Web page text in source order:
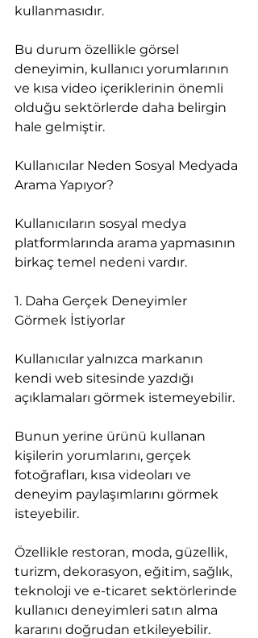
kullanmasıdır.
Bu durum özellikle görsel
deneyimin, kullanıcı yorumlarının
ve kısa video içeriklerinin önemli
olduğu sektörlerde daha belirgin
hale gelmiştir.
Kullanıcılar Neden Sosyal Medyada
Arama Yapıyor?
Kullanıcıların sosyal medya
platformlarında arama yapmasının
birkaç temel nedeni vardır.
1. Daha Gerçek Deneyimler
Görmek İstiyorlar
Kullanıcılar yalnızca markanın
kendi web sitesinde yazdığı
açıklamaları görmek istemeyebilir.
Bunun yerine ürünü kullanan
kişilerin yorumlarını, gerçek
fotoğrafları, kısa videoları ve
deneyim paylaşımlarını görmek
isteyebilir.
Özellikle restoran, moda, güzellik,
turizm, dekorasyon, eğitim, sağlık,
teknoloji ve e-ticaret sektörlerinde
kullanıcı deneyimleri satın alma
kararını doğrudan etkileyebilir.